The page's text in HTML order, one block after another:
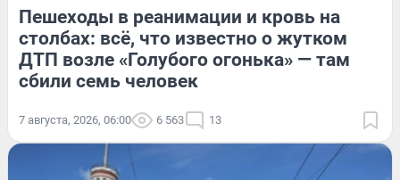
Пешеходы в реанимации и кровь на
столбах: всё, что известно о жутком
ДТП возле «Голубого огонька» — там
сбили семь человек
7 августа, 2026, 06:00 6 563 13